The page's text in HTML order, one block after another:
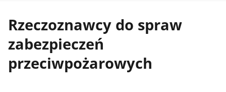
Rzeczoznawcy do spraw
zabezpieczeń
przeciwpożarowych